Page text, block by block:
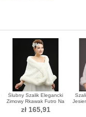
Ślubny Szalik Elegancki
Zimowy Rkawak Futro Na
Zewnątrz
zł 165,91